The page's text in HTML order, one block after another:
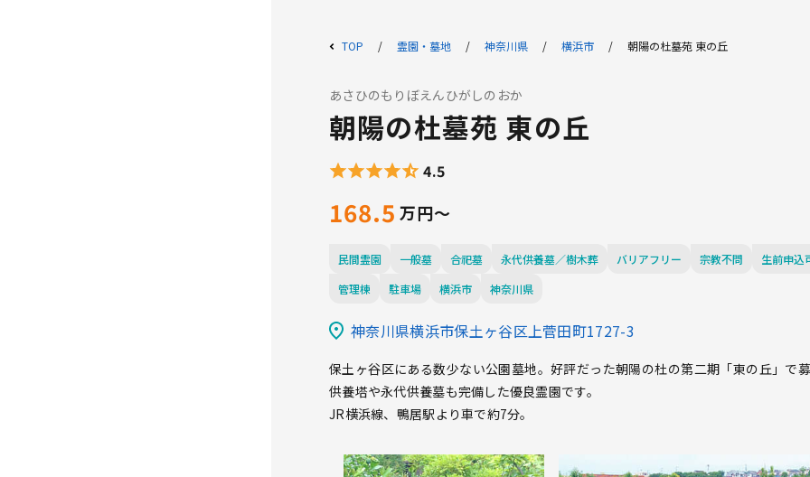
TOP 霊園・墓地 神奈川県 横浜市 朝陽の杜墓苑 東の丘
あさひのもりぼえんひがしのおか
朝陽の杜墓苑 東の丘
4.5
168.5
民間霊園 一般墓 合祀墓 永代供養墓／樹木葬 バリアフリー 宗教不問 生前申込
管理棟
駐車場 横浜市 神奈川県
神奈川県横浜市保土ヶ谷区上菅田町1727-3
保土ヶ谷区にある数少ない公園墓地。好評だった朝陽の杜の第二期「東の丘」で
供養塔や永代供養墓も完備した優良霊園です。
JR横浜線、鴨居駅より車で約7分。